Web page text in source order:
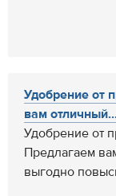
Удобрение от
вам
Удобрение от
Предлагаем
выгодно